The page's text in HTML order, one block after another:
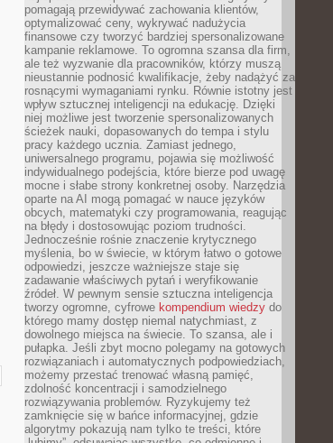
pomagają przewidywać zachowania klientów,
optymalizować ceny, wykrywać nadużycia
finansowe czy tworzyć bardziej spersonalizowane
kampanie reklamowe. To ogromna szansa dla firm,
ale też wyzwanie dla pracowników, którzy muszą
nieustannie podnosić kwalifikacje, żeby nadążyć za
rosnącymi wymaganiami rynku. Równie istotny jest
wpływ sztucznej inteligencji na edukację. Dzięki
niej możliwe jest tworzenie spersonalizowanych
ścieżek nauki, dopasowanych do tempa i stylu
pracy każdego ucznia. Zamiast jednego,
uniwersalnego programu, pojawia się możliwość
indywidualnego podejścia, które bierze pod uwagę
mocne i słabe strony konkretnej osoby. Narzędzia
oparte na AI mogą pomagać w nauce języków
obcych, matematyki czy programowania, reagując
na błędy i dostosowując poziom trudności.
Jednocześnie rośnie znaczenie krytycznego
myślenia, bo w świecie, w którym łatwo o gotowe
odpowiedzi, jeszcze ważniejsze staje się
zadawanie właściwych pytań i weryfikowanie
źródeł. W pewnym sensie sztuczna inteligencja
tworzy ogromne, cyfrowe kompendium wiedzy do
którego mamy dostęp niemal natychmiast, z
dowolnego miejsca na świecie. To szansa, ale i
pułapka. Jeśli zbyt mocno polegamy na gotowych
rozwiązaniach i automatycznych podpowiedziach,
możemy przestać trenować własną pamięć,
zdolność koncentracji i samodzielnego
rozwiązywania problemów. Ryzykujemy też
zamknięcie się w bańce informacyjnej, gdzie
algorytmy pokazują nam tylko te treści, które